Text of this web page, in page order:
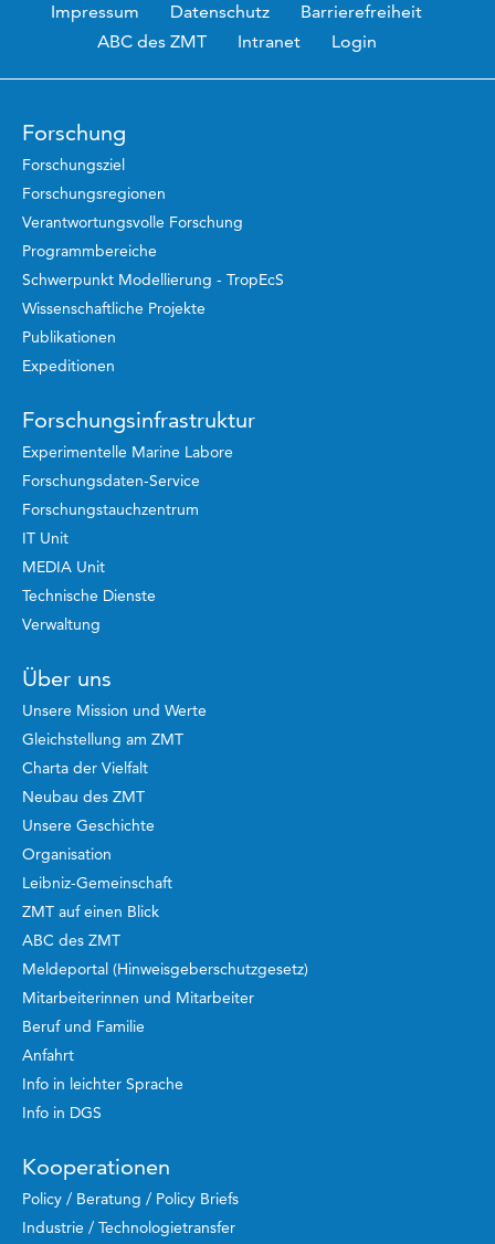
Impressum Datenschutz
Barrierefreiheit
ABC des ZMT
Intranet Login
Forschung
Forschungsziel
Forschungsregionen
Verantwortungsvolle Forschung
Programmbereiche
Schwerpunkt Modellierung - TropEcS
Wissenschaftliche Projekte
Publikationen
Expeditionen
Forschungsinfrastruktur
Experimentelle Marine Labore
Forschungsdaten-Service
Forschungstauchzentrum
IT Unit
MEDIA Unit
Technische Dienste
Verwaltung
Über uns
Unsere Mission und Werte
Gleichstellung am ZMT
Charta der Vielfalt
Neubau des ZMT
Unsere Geschichte
Organisation
Leibniz-Gemeinschaft
ZMT auf einen Blick
ABC des ZMT
Meldeportal (Hinweisgeberschutzgesetz)
Mitarbeiterinnen und Mitarbeiter
Beruf und Familie
Anfahrt
Info in leichter Sprache
Info in DGS
Kooperationen
Policy / Beratung / Policy Briefs
Industrie / Technologietransfer